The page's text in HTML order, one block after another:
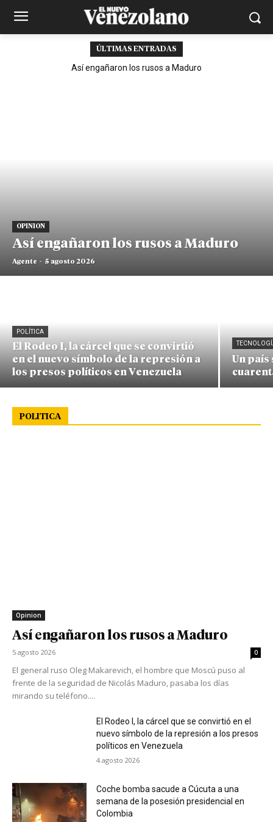
ÚLTIMAS ENTRADAS
Así engañaron los rusos a Maduro
OPINION
Así engañaron los rusos a Maduro
Agente - 5 agosto 2026
POLÍTICA
El Rodeo I, la cárcel que se convirtió
en el nuevo símbolo de la represión a
los presos políticos en Venezuela
Un país
POLITICA
Opinion
Así engañaron los rusos a Maduro
5 agosto 2026 0
El general ruso Oleg Makarevich, el hombre que Moscú puso al
frente de la seguridad de Nicolás Maduro, pasaba los días
mirando su teléfono....
El Rodeo I, la cárcel que se convirtió en el
nuevo símbolo de la represión a los presos
políticos en Venezuela
4 agosto 2026
Coche bomba sacude a Cúcuta a una
semana de la posesión presidencial en
Colombia